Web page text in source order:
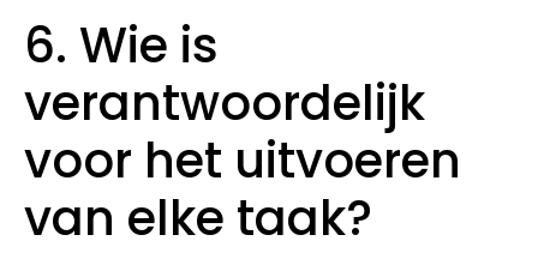
6. Wie is
verantwoordelijk
voor het uitvoeren
van elke taak?